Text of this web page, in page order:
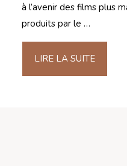
à l’avenir des films plus
produits par le …
LIRE LA SUITE